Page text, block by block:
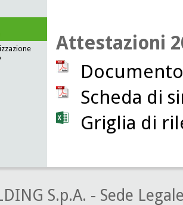
Attestazioni
Scheda di
Griglia di
S.p.A. - Sede